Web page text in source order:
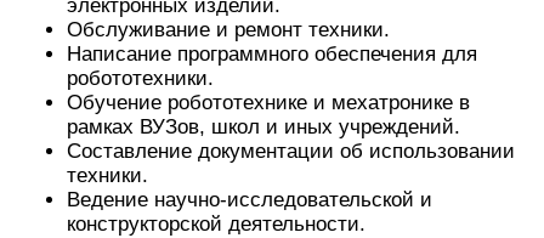
электронных изделий.
Обслуживание и ремонт техники.
Написание программного обеспечения для
робототехники.
Обучение робототехнике и мехатронике в
рамках ВУЗов, школ и иных учреждений.
Составление документации об использовании
техники.
Ведение научно-исследовательской и
конструкторской деятельности.